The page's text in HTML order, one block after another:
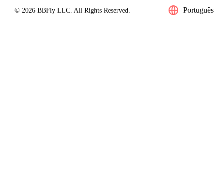
© 2026 BBFly LLC. All Rights Reserved. Português